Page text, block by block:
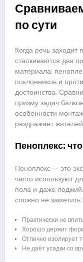
по сути
Когда речь заходит
сталкиваются два
материала:
поклонников и
достоинства.
призму задач
особенности
раздражает
Пеноплекс:
Пеноплекс — это
часто используют
пола и даже
сложно не заметить:
Практически не
Хорошо держит
Отлично изолирует
Не даёт усадки со